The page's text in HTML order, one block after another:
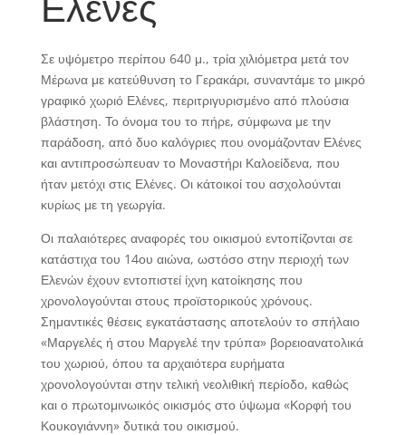
Σε υψόμετρο περίπου 640 μ., τρία χιλιόμετρα μετά τον
Μέρωνα με κατεύθυνση το Γερακάρι, συναντάμε το μικρό
γραφικό χωριό Ελένες, περιτριγυρισμένο από πλούσια
βλάστηση. Το όνομα του το πήρε, σύμφωνα με την
παράδοση, από δυο καλόγριες που ονομάζονταν Ελένες
και αντιπροσώπευαν το Μοναστήρι Καλοείδενα, που
ήταν μετόχι στις Ελένες. Οι κάτοικοί του ασχολούνται
κυρίως με τη γεωργία.
Οι παλαιότερες αναφορές του οικισμού εντοπίζονται σε
κατάστιχα του 14ου αιώνα, ωστόσο στην περιοχή των
Ελενών έχουν εντοπιστεί ίχνη κατοίκησης που
χρονολογούνται στους προϊστορικούς χρόνους.
Σημαντικές θέσεις εγκατάστασης αποτελούν το σπήλαιο
«Μαργελές ή στου Μαργελέ την τρύπα» βορειοανατολικά
του χωριού, όπου τα αρχαιότερα ευρήματα
χρονολογούνται στην τελική νεολιθική περίοδο, καθώς
και ο πρωτομινωικός οικισμός στο ύψωμα «Κορφή του
Κουκογιάννη» δυτικά του οικισμού.